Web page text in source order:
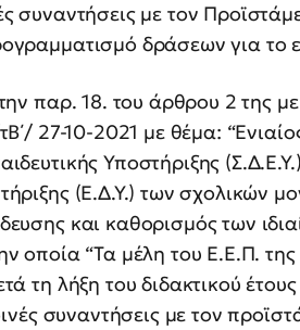
συναντήσεις με τον
δράσεων για το
παρ. 18. του άρθρου 2 της
27-10-2021 με θέμα:
Υποστήριξης
(Ε.Δ.Υ.) των σχολικών
και καθορισμός των
οποία “Τα μέλη του Ε.Ε.Π. της
τη λήξη του διδακτικού
συναντήσεις με τον